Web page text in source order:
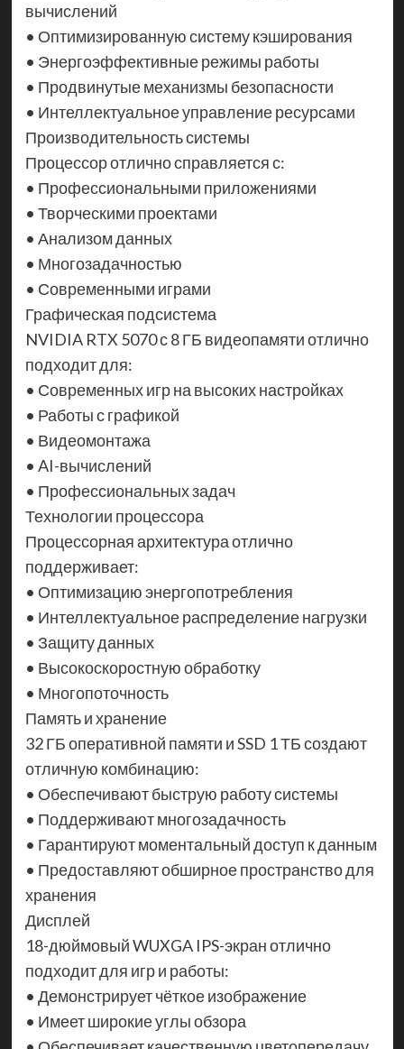
вычислений
• Оптимизированную систему кэширования
• Энергоэффективные режимы работы
• Продвинутые механизмы безопасности
• Интеллектуальное управление ресурсами
Производительность системы
Процессор отлично справляется с:
• Профессиональными приложениями
• Творческими проектами
• Анализом данных
• Многозадачностью
• Современными играми
Графическая подсистема
NVIDIA RTX 5070 с 8 ГБ видеопамяти отлично
подходит для:
• Современных игр на высоких настройках
• Работы с графикой
• Видеомонтажа
• AI-вычислений
• Профессиональных задач
Технологии процессора
Процессорная архитектура отлично
поддерживает:
• Оптимизацию энергопотребления
• Интеллектуальное распределение нагрузки
• Защиту данных
• Высокоскоростную обработку
• Многопоточность
Память и хранение
32 ГБ оперативной памяти и SSD 1 ТБ создают
отличную комбинацию:
• Обеспечивают быструю работу системы
• Поддерживают многозадачность
• Гарантируют моментальный доступ к данным
• Предоставляют обширное пространство для
хранения
Дисплей
18-дюймовый WUXGA IPS-экран отлично
подходит для игр и работы:
• Демонстрирует чёткое изображение
• Имеет широкие углы обзора